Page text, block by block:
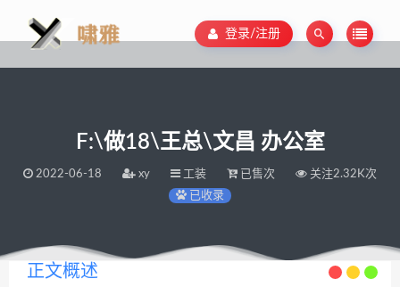
登录/注册
F:\做18\王总\文昌 办公室
2022-06-18 xy 工装 已售次
关注2.32K次
已收录
正文概述